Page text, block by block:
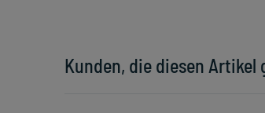
Kunden, die diesen